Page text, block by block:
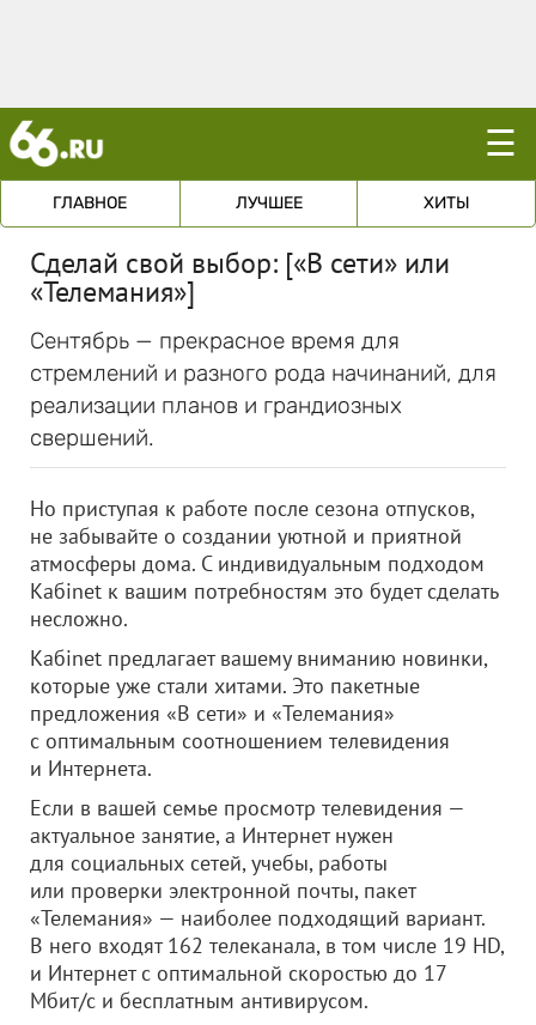
☰
ГЛАВНОЕ ЛУЧШЕЕ ХИТЫ
Сделай свой выбор: [«В сети» или
«Телемания»]
Сентябрь — прекрасное время для
стремлений и разного рода начинаний, для
реализации планов и грандиозных
свершений.
Но приступая к работе после сезона отпусков,
не забывайте о создании уютной и приятной
атмосферы дома. С индивидуальным подходом
Кабinet к вашим потребностям это будет сделать
несложно.
Кабinet предлагает вашему вниманию новинки,
которые уже стали хитами. Это пакетные
предложения «В cети» и «Телемания»
с оптимальным соотношением телевидения
и Интернета.
Если в вашей семье просмотр телевидения —
актуальное занятие, а Интернет нужен
для социальных сетей, учебы, работы
или проверки электронной почты, пакет
«Телемания» — наиболее подходящий вариант.
В него входят 162 телеканала, в том числе 19 HD,
и Интернет с оптимальной скоростью до 17
Мбит/с и бесплатным антивирусом.